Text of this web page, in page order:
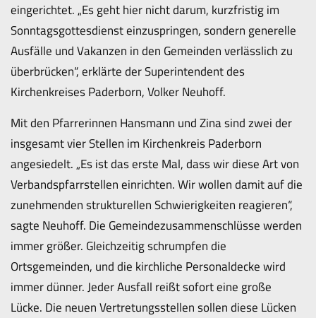
eingerichtet. „Es geht hier nicht darum, kurzfristig im
Sonntagsgottesdienst einzuspringen, sondern generelle
Ausfälle und Vakanzen in den Gemeinden verlässlich zu
überbrücken“, erklärte der Superintendent des
Kirchenkreises Paderborn, Volker Neuhoff.
Mit den Pfarrerinnen Hansmann und Zina sind zwei der
insgesamt vier Stellen im Kirchenkreis Paderborn
angesiedelt. „Es ist das erste Mal, dass wir diese Art von
Verbandspfarrstellen einrichten. Wir wollen damit auf die
zunehmenden strukturellen Schwierigkeiten reagieren“,
sagte Neuhoff. Die Gemeindezusammenschlüsse werden
immer größer. Gleichzeitig schrumpfen die
Ortsgemeinden, und die kirchliche Personaldecke wird
immer dünner. Jeder Ausfall reißt sofort eine große
Lücke. Die neuen Vertretungsstellen sollen diese Lücken